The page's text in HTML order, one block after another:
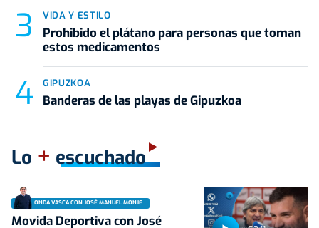
VIDA Y ESTILO
Prohibido el plátano para personas que toman
estos medicamentos
GIPUZKOA
Banderas de las playas de Gipuzkoa
Lo + escuchado
ONDA VASCA CON JOSÉ MANUEL MONJE
Movida Deportiva con José